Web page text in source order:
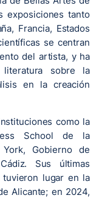
exposiciones tanto
Francia, Estados
se centran
del artista, y ha
literatura sobre la
en la creación
como la
School de la
Gobierno de
Sus últimas
lugar en la
Alicante; en 2024,